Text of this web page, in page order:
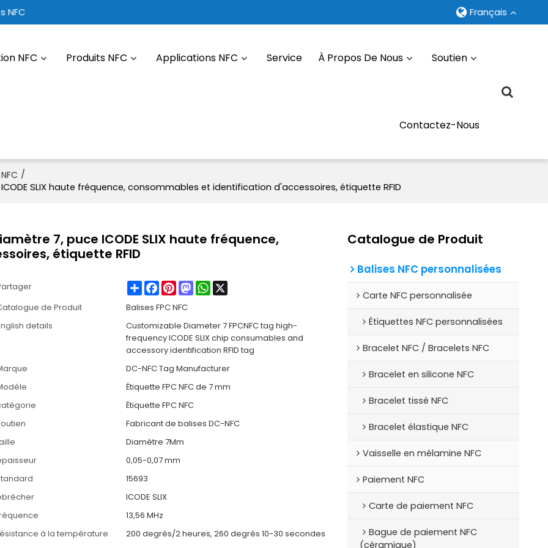
NFC Français
NFC Produits NFC Applications NFC Service À Propos De Nous Soutien
Contactez-Nous
/
SLIX haute fréquence, consommables et identification d'accessoires, étiquette RFID
7, puce ICODE SLIX haute fréquence,
étiquette RFID
ShareFacebook
PinterestMastodonWhatsApp
de Produit
Balises FPC NFC
details
Customizable Diameter 7 FPCNFC tag high-
frequency ICODE SLIX chip consumables and
accessory identification RFID tag
DC-NFC Tag Manufacturer
Étiquette FPC NFC de 7 mm
Étiquette FPC NFC
Fabricant de balises DC-NFC
Diamètre 7Mm
0,05-0,07 mm
15693
ICODE SLIX
13,56 MHz
à la température
200 degrés/2 heures, 260 degrés 10-30 secondes
Catalogue de Produit
Balises NFC personnalisées
Carte NFC personnalisée
Étiquettes NFC personnalisées
Bracelet NFC / Bracelets NFC
Bracelet en silicone NFC
Bracelet tissé NFC
Bracelet élastique NFC
Vaisselle en mélamine NFC
Paiement NFC
Carte de paiement NFC
Bague de paiement NFC
(céramique)